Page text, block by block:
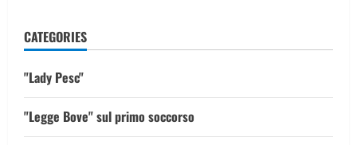
CATEGORIES
"Lady Pesc"
"Legge Bove" sul primo soccorso